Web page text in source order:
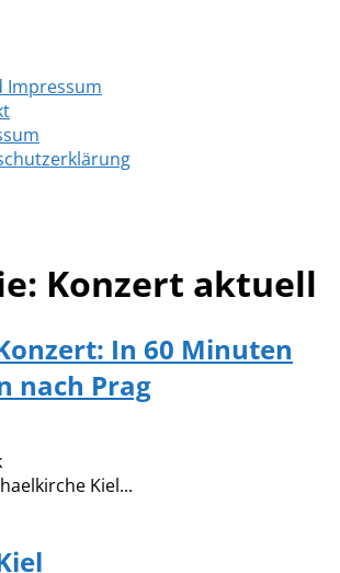
Impressum
Konzert aktuell
In 60 Minuten
nach Prag
Kiel...